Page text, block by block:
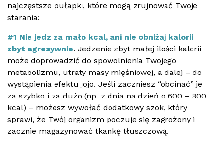
najczęstsze pułapki, które mogą zrujnować Twoje
starania:
#1 Nie jedz za mało kcal, ani nie obniżaj kalorii
zbyt agresywnie. Jedzenie zbyt małej ilości kalorii
może doprowadzić do spowolnienia Twojego
metabolizmu, utraty masy mięśniowej, a dalej – do
wystąpienia efektu jojo. Jeśli zaczniesz “obcinać” je
za szybko i za dużo (np. z dnia na dzień o 600 – 800
kcal) – możesz wywołać dodatkowy szok, który
sprawi, że Twój organizm poczuje się zagrożony i
zacznie magazynować tkankę tłuszczową.